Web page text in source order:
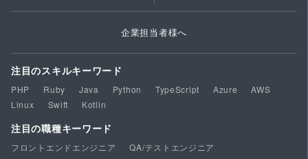
企業担当者様へ
注目のスキルキーワード
PHP Ruby Java Python TypeScript Azure
AWS
Linux
Swift Kotlin
注目の職種キーワード
フロントエンドエンジニア
QA/テストエンジニア